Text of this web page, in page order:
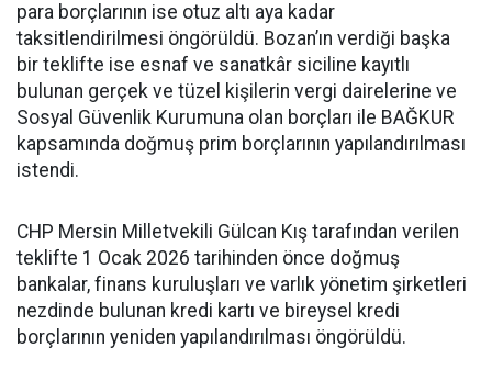
para borçlarının ise otuz altı aya kadar
taksitlendirilmesi öngörüldü. Bozan’ın verdiği başka
bir teklifte ise esnaf ve sanatkâr siciline kayıtlı
bulunan gerçek ve tüzel kişilerin vergi dairelerine ve
Sosyal Güvenlik Kurumuna olan borçları ile BAĞKUR
kapsamında doğmuş prim borçlarının yapılandırılması
istendi.
CHP Mersin Milletvekili Gülcan Kış tarafından verilen
teklifte 1 Ocak 2026 tarihinden önce doğmuş
bankalar, finans kuruluşları ve varlık yönetim şirketleri
nezdinde bulunan kredi kartı ve bireysel kredi
borçlarının yeniden yapılandırılması öngörüldü.